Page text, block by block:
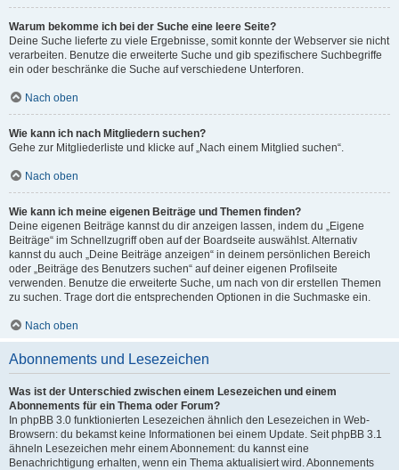
Warum bekomme ich bei der Suche eine leere Seite?
Deine Suche lieferte zu viele Ergebnisse, somit konnte der Webserver sie nicht
verarbeiten. Benutze die erweiterte Suche und gib spezifischere Suchbegriffe
ein oder beschränke die Suche auf verschiedene Unterforen.
Nach oben
Wie kann ich nach Mitgliedern suchen?
Gehe zur Mitgliederliste und klicke auf „Nach einem Mitglied suchen“.
Nach oben
Wie kann ich meine eigenen Beiträge und Themen finden?
Deine eigenen Beiträge kannst du dir anzeigen lassen, indem du „Eigene
Beiträge“ im Schnellzugriff oben auf der Boardseite auswählst. Alternativ
kannst du auch „Deine Beiträge anzeigen“ in deinem persönlichen Bereich
oder „Beiträge des Benutzers suchen“ auf deiner eigenen Profilseite
verwenden. Benutze die erweiterte Suche, um nach von dir erstellen Themen
zu suchen. Trage dort die entsprechenden Optionen in die Suchmaske ein.
Nach oben
Abonnements und Lesezeichen
Was ist der Unterschied zwischen einem Lesezeichen und einem
Abonnements für ein Thema oder Forum?
In phpBB 3.0 funktionierten Lesezeichen ähnlich den Lesezeichen in Web-
Browsern: du bekamst keine Informationen bei einem Update. Seit phpBB 3.1
ähneln Lesezeichen mehr einem Abonnement: du kannst eine
Benachrichtigung erhalten, wenn ein Thema aktualisiert wird. Abonnements